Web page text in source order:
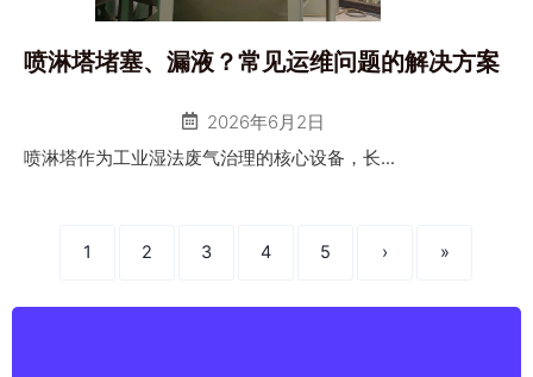
喷淋塔堵塞、漏液？常见运维问题的解决方案
2026年6月2日
喷淋塔作为工业湿法废气治理的核心设备，长...
1 2 3 4 5 › »